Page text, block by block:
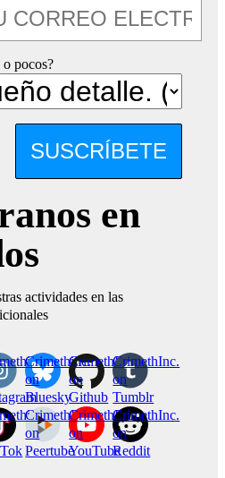
o pocos?
SUSCRÍBETE
en
actividades en las
Crimethinc.
on
Bluesky
CrimethInc.
on
Github
CrimethInc.
on
Tumblr
CrimethInc.
on
Peertube
CrimethInc.
on
YouTube
CrimethInc.
on
Reddit